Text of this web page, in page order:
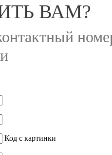
ВАМ?
Код с картинки